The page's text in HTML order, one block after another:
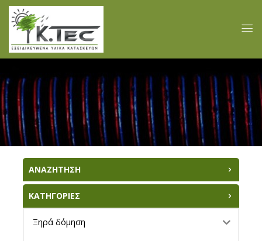
ΑΝΑΖΗΤΗΣΗ
ΚΑΤΗΓΟΡΙΕΣ
Ξηρά δόμηση